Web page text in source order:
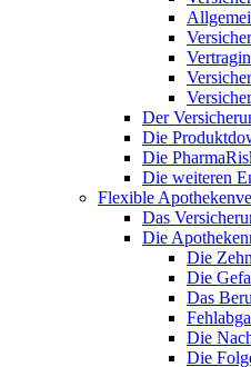
Der
Die
Die
Die weiteren
Flexible
Das
Die
Die
Die
Das
Die
Die